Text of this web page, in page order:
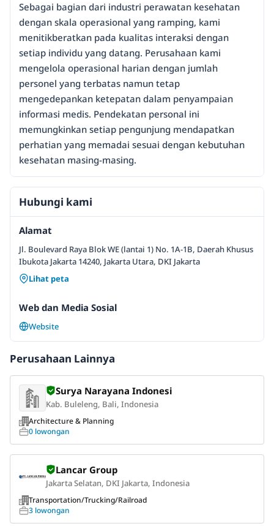
Sebagai bagian dari industri perawatan kesehatan
dengan skala operasional yang ramping, kami
menitikberatkan pada kualitas interaksi dengan
setiap individu yang datang. Perusahaan kami
mengelola operasional harian dengan jumlah
personel yang terbatas namun tetap
mengedepankan ketepatan dalam penyampaian
informasi medis. Pendekatan personal ini
memungkinkan setiap pengunjung mendapatkan
perhatian yang memadai sesuai dengan kebutuhan
kesehatan masing-masing.
Hubungi kami
Alamat
Jl. Boulevard Raya Blok WE (lantai 1) No. 1A-1B, Daerah Khusus
Ibukota Jakarta 14240, Jakarta Utara, DKI Jakarta
Lihat peta
Web dan Media Sosial
Website
Perusahaan Lainnya
Surya Narayana Indonesi
Kab. Buleleng, Bali, Indonesia
Architecture & Planning
0 lowongan
Lancar Group
Jakarta Selatan, DKI Jakarta, Indonesia
Transportation/Trucking/Railroad
3 lowongan